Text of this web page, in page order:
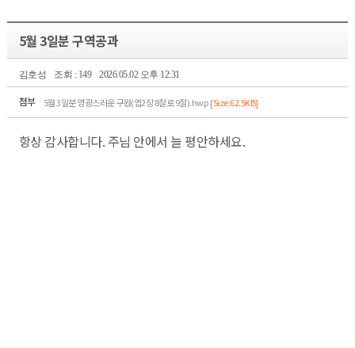
5월 3일분 구역공과
김호성 조회 : 149 2026.05.02 오후 12:31
첨부 5월 3일분 영광스러운 구원(엡2장 8절로 9절).hwp [Size:62.5KB]
항상 감사합니다. 주님 안에서 늘 평안하세요.